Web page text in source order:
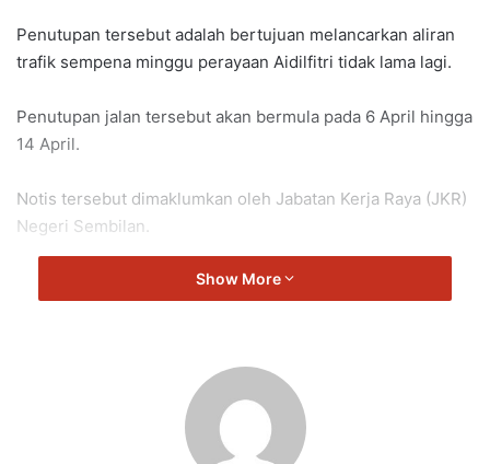
Penutupan tersebut adalah bertujuan melancarkan aliran
trafik sempena minggu perayaan Aidilfitri tidak lama lagi.
Penutupan jalan tersebut akan bermula pada 6 April hingga
14 April.
Notis tersebut dimaklumkan oleh Jabatan Kerja Raya (JKR)
Negeri Sembilan.
Show More